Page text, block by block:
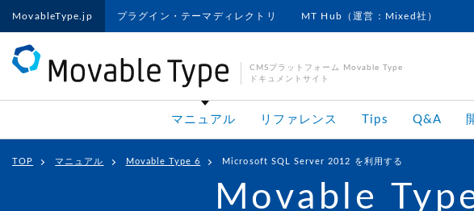
MovableType.jp プラグイン・テーマディレクトリ MT Hub（運営：Mixed社）
CMSプラットフォーム Movable Type
ドキュメントサイト
マニュアル リファレンス Tips Q&A
TOP マニュアル Movable Type 6 Microsoft SQL Server 2012 を利用する
Movable